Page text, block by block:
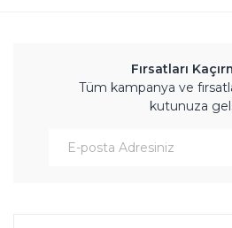
Fırsatları
Tüm kampanya ve
kutunuza